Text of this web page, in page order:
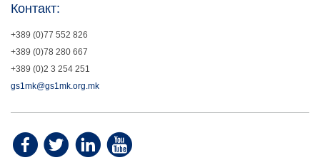
Контакт:
+389 (0)77 552 826
+389 (0)78 280 667
+389 (0)2 3 254 251
gs1mk@gs1mk.org.mk